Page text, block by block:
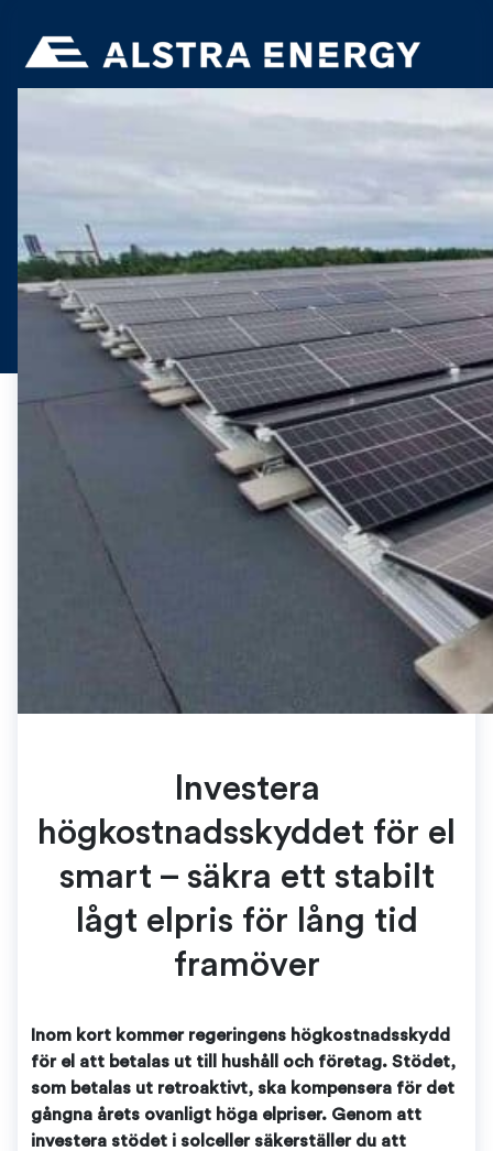
Investera
högkostnadsskyddet för el
smart – säkra ett stabilt
lågt elpris för lång tid
framöver
Inom kort kommer regeringens högkostnadsskydd
för el att betalas ut till hushåll och företag. Stödet,
som betalas ut retroaktivt, ska kompensera för det
gångna årets ovanligt höga elpriser. Genom att
investera stödet i solceller säkerställer du att